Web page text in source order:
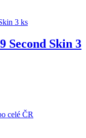
Second Skin 3
celé ČR